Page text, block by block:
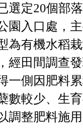
選定20個部
園入口處，
為有機水稻
經田間調查
一側因肥料
數較少、生
調整肥料施